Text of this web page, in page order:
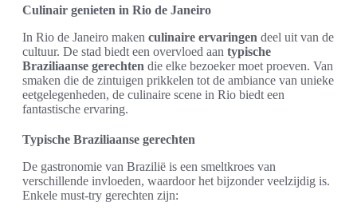
Culinair genieten in Rio de Janeiro
In Rio de Janeiro maken culinaire ervaringen deel uit van de
cultuur. De stad biedt een overvloed aan typische
Braziliaanse gerechten die elke bezoeker moet proeven. Van
smaken die de zintuigen prikkelen tot de ambiance van unieke
eetgelegenheden, de culinaire scene in Rio biedt een
fantastische ervaring.
Typische Braziliaanse gerechten
De gastronomie van Brazilië is een smeltkroes van
verschillende invloeden, waardoor het bijzonder veelzijdig is.
Enkele must-try gerechten zijn: